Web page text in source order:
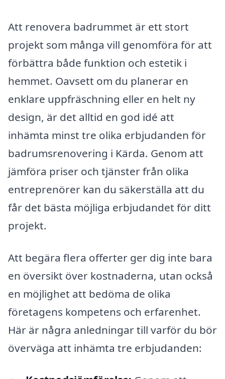
Att renovera badrummet är ett stort
projekt som många vill genomföra för att
förbättra både funktion och estetik i
hemmet. Oavsett om du planerar en
enklare uppfräschning eller en helt ny
design, är det alltid en god idé att
inhämta minst tre olika erbjudanden för
badrumsrenovering i Kärda. Genom att
jämföra priser och tjänster från olika
entreprenörer kan du säkerställa att du
får det bästa möjliga erbjudandet för ditt
projekt.
Att begära flera offerter ger dig inte bara
en översikt över kostnaderna, utan också
en möjlighet att bedöma de olika
företagens kompetens och erfarenhet.
Här är några anledningar till varför du bör
överväga att inhämta tre erbjudanden: